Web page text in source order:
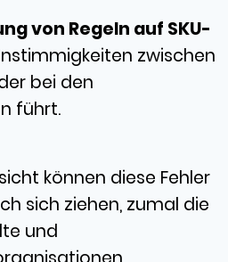
von Regeln auf SKU-
zwischen
bei den
führt.
können diese Fehler
sich ziehen, zumal die
und